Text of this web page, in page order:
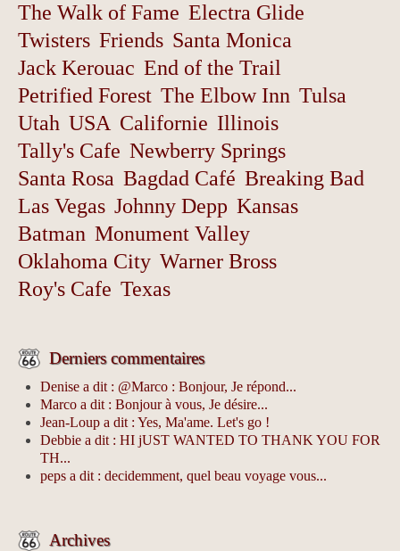
The Walk of Fame Electra Glide
Twisters Friends Santa Monica
Jack Kerouac End of the Trail
Petrified Forest The Elbow Inn Tulsa
Utah USA Californie Illinois
Tally's Cafe Newberry Springs
Santa Rosa Bagdad Café Breaking Bad
Las Vegas Johnny Depp Kansas
Batman Monument Valley
Oklahoma City Warner Bross
Roy's Cafe Texas
Derniers commentaires
Denise a dit : @Marco : Bonjour, Je répond...
Marco a dit : Bonjour à vous, Je désire...
Jean-Loup a dit : Yes, Ma'ame. Let's go !
Debbie a dit : HI jUST WANTED TO THANK YOU FOR
TH...
peps a dit : decidemment, quel beau voyage vous...
Archives